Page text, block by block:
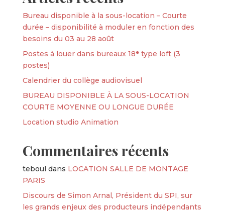
Bureau disponible à la sous-location – Courte
durée – disponibilité à moduler en fonction des
besoins du 03 au 28 août
Postes à louer dans bureaux 18ᵉ type loft (3
postes)
Calendrier du collège audiovisuel
BUREAU DISPONIBLE À LA SOUS-LOCATION
COURTE MOYENNE OU LONGUE DURÉE
Location studio Animation
Commentaires récents
teboul dans LOCATION SALLE DE MONTAGE
PARIS
Discours de Simon Arnal, Président du SPI, sur
les grands enjeux des producteurs indépendants